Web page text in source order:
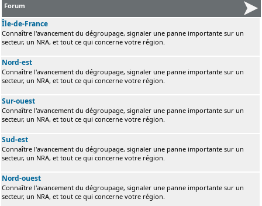
Forum
Île-de-France
Connaître l'avancement du dégroupage, signaler une panne importante sur un
secteur, un NRA, et tout ce qui concerne votre région.
Nord-est
Connaître l'avancement du dégroupage, signaler une panne importante sur un
secteur, un NRA, et tout ce qui concerne votre région.
Sur-ouest
Connaître l'avancement du dégroupage, signaler une panne importante sur un
secteur, un NRA, et tout ce qui concerne votre région.
Sud-est
Connaître l'avancement du dégroupage, signaler une panne importante sur un
secteur, un NRA, et tout ce qui concerne votre région.
Nord-ouest
Connaître l'avancement du dégroupage, signaler une panne importante sur un
secteur, un NRA, et tout ce qui concerne votre région.